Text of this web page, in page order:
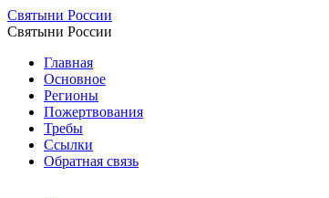
Святыни России
Святыни России
Главная
Основное
Регионы
Пожертвования
Требы
Ссылки
Обратная связь